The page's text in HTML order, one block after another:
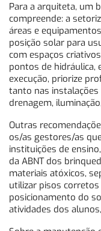
Para a arquiteta, um
compreende: a
áreas e
posição solar para
com espaços
pontos de hidráulica,
execução, priorize
tanto nas
drenagem,
Outras
os/as gestores/as
instituições de
da ABNT dos
materiais atóxicos,
utilizar pisos corretos
posicionamento do
atividades dos